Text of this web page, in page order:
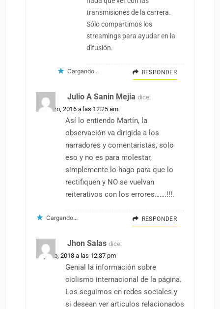
transmisiones de la carrera.
Sólo compartimos los
streamings para ayudar en la
difusión.
Cargando... RESPONDER
Julio A Sanin Mejia dice:
21 enero, 2016 a las 12:25 am
Así lo entiendo Martín, la
observación va dirigida a los
narradores y comentaristas, solo
eso y no es para molestar,
simplemente lo hago para que lo
rectifiquen y NO se vuelvan
reiterativos con los errores…….!!!.
Cargando... RESPONDER
Jhon Salas dice:
11 junio, 2018 a las 12:37 pm
Genial la información sobre
ciclismo internacional de la página.
Los seguimos en redes sociales y
si desean ver articulos relacionados